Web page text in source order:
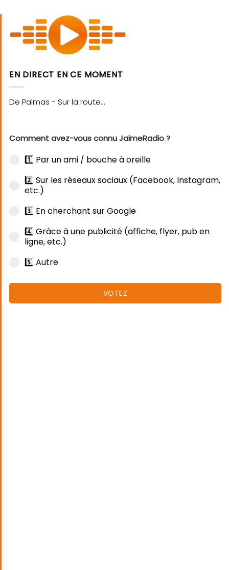
EN DIRECT EN CE MOMENT
Comment avez-vous connu JaimeRadio ?
1️⃣ Par un ami / bouche à oreille
2️⃣ Sur les réseaux sociaux (Facebook, Instagram,
etc.)
3️⃣ En cherchant sur Google
4️⃣ Grâce à une publicité (affiche, flyer, pub en
ligne, etc.)
5️⃣ Autre
VOTEZ